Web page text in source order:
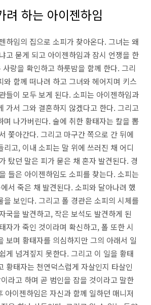
려 하는 아이젠하임
하임의 집으로 소피가 찾아온다. 그녀는 왜
고 묻게 되고 아이젠하임과 잠시 언쟁을 한
랑을 확인하고 하룻밤을 함께 한다. 그리
와 함께 떠나려 하고 그녀와 헤어지며 키스
들이 모두 보게 된다. 소피는 아이젠하임과
가서 그와 결혼하지 않겠다고 한다. 그리고
며 나가버린다. 술에 취한 황태자는 칼을 뽑
쫓아간다. 그리고 마구간 쪽으로 간 뒤에
리고, 이내 소피는 말 위에 쓰러진 채 어디
탔던 말은 피가 묻은 채 혼자 발견된다. 경
들은 아이젠하임도 소피를 찾는다. 소피는
서 죽은 채 발견된다. 소피와 달아나려 했
을 보인다. 그리고 폴 경관은 소피의 시체를
국을 발견하고, 작은 보석도 발견하게 된
자가 죽인 것이라며 확신하고, 폴 또한 시
보며 황태자를 의심하지만 그의 아래서 일
게 넘겨짚지 못한다. 그리고 이 일을 황태
황태자는 천연덕스럽게 자살인지 타살인
라고 하며 곧 범인을 잡을 것이라고 말한
아이젠하임은 자신과 함께 일하던 매니저